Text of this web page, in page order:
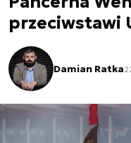
przeciwstawi
Damian Ratka